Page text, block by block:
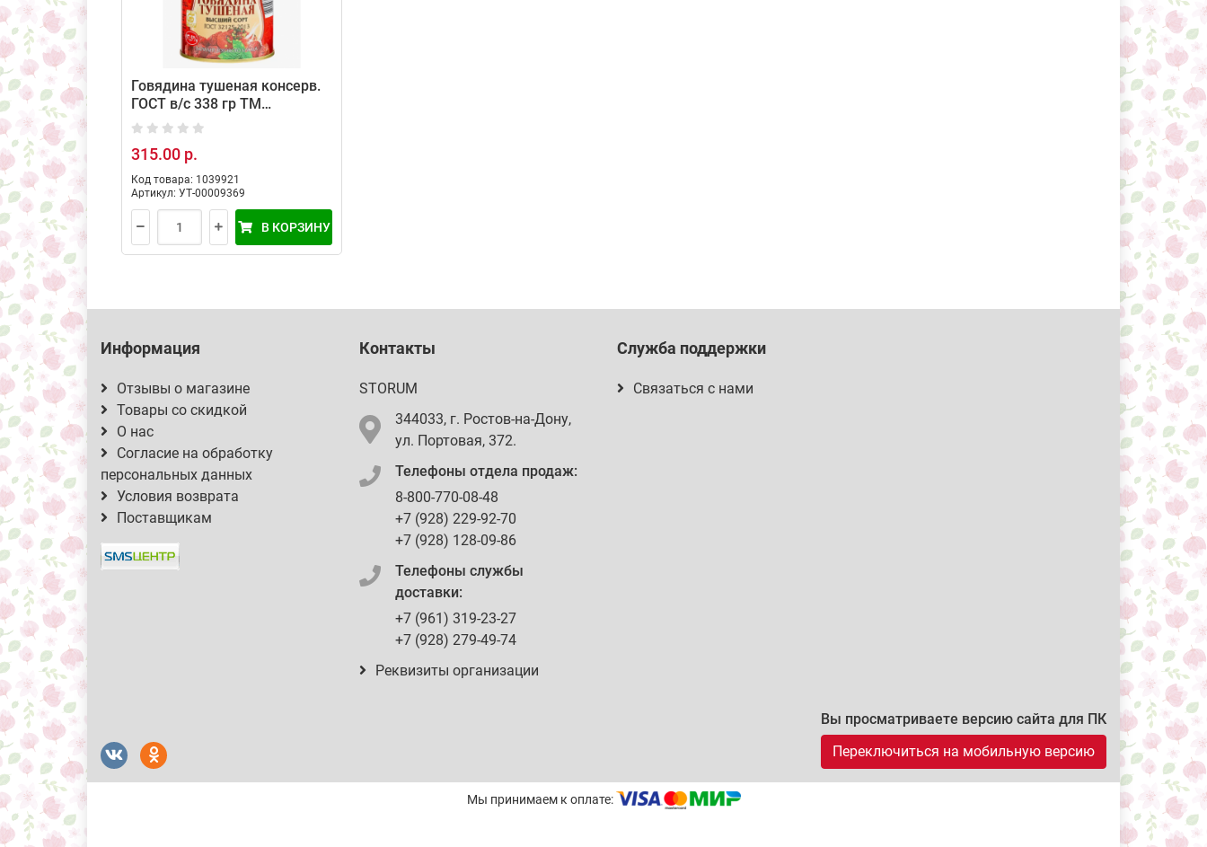
Говядина тушеная консерв.
ГОСТ в/с 338 гр ТМ
Жлобинский МК
315.00 р.
Код товара: 1039921
Артикул: УТ-00009369
В КОРЗИНУ
Информация
Отзывы о магазине
Товары со скидкой
О нас
Согласие на обработку
персональных данных
Условия возврата
Поставщикам
Контакты
STORUM
344033, г. Ростов-на-Дону,
ул. Портовая, 372.
Телефоны отдела продаж:
8-800-770-08-48
+7 (928) 229-92-70
+7 (928) 128-09-86
Телефоны службы
доставки:
+7 (961) 319-23-27
+7 (928) 279-49-74
Реквизиты организации
Служба поддержки
Связаться с нами
Вы просматриваете версию сайта для ПК
Переключиться на мобильную версию
Мы принимаем к оплате: